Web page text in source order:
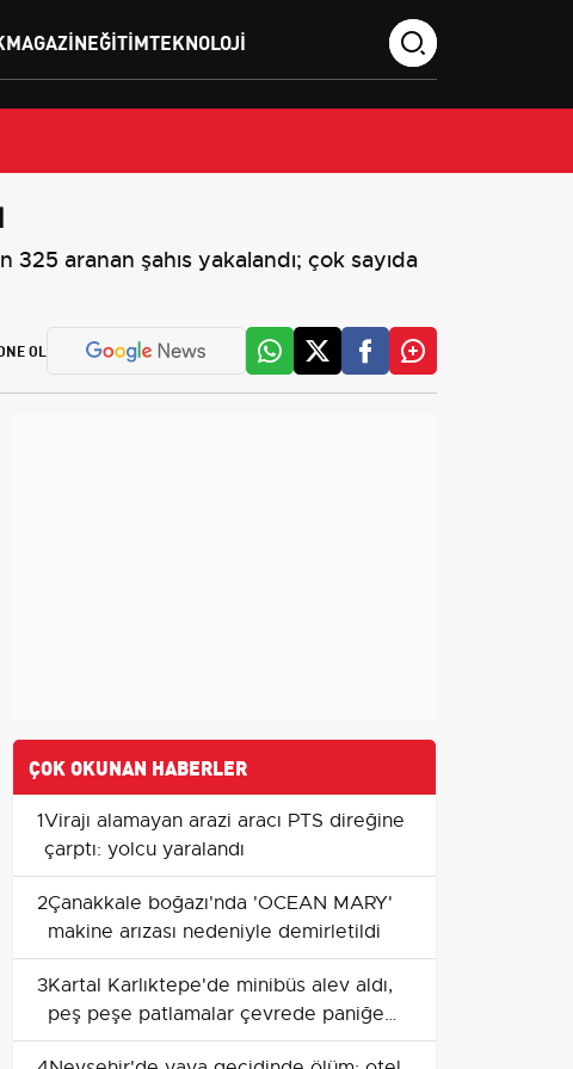
MAGAZINEĞITIMTEKNOLOJI
aranan şahıs yakalandı; çok sayıda
OL
ÇOK OKUNAN HABERLER
1Virajı alamayan arazi aracı PTS direğine
çarptı: yolcu yaralandı
2Çanakkale boğazı'nda 'OCEAN MARY'
makine arızası nedeniyle demirletildi
3Kartal Karlıktepe'de minibüs alev aldı,
peş peşe patlamalar çevrede paniğe
yol açtı